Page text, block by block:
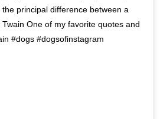
principal difference between a
One of my favorite quotes and
#dogs #dogsofinstagram